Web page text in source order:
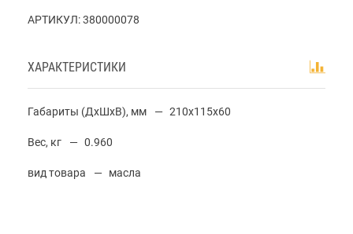
АРТИКУЛ:380000078
ХАРАКТЕРИСТИКИ
Габариты (ДхШхВ), мм 210x115x60
Вес, кг 0.960
вид товара масла